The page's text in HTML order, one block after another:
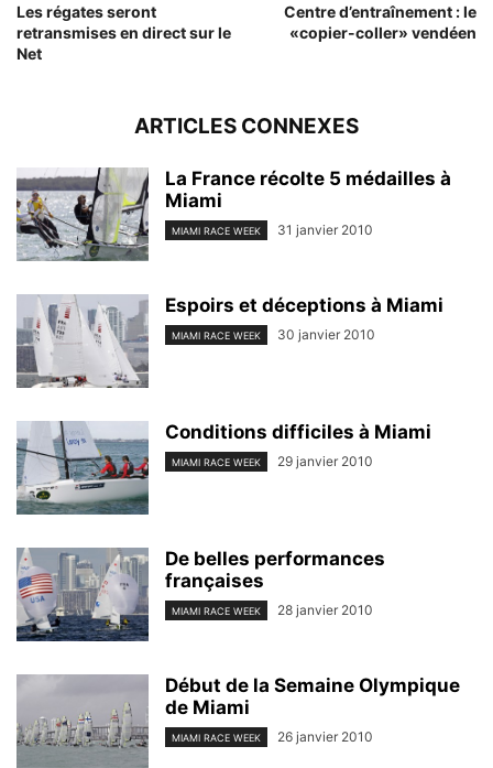
Les régates seront
retransmises en direct sur le
Net
Centre d’entraînement : le
«copier-coller» vendéen
ARTICLES CONNEXES
La France récolte 5 médailles à
Miami
MIAMI RACE WEEK 31 janvier 2010
Espoirs et déceptions à Miami
MIAMI RACE WEEK 30 janvier 2010
Conditions difficiles à Miami
MIAMI RACE WEEK 29 janvier 2010
De belles performances
françaises
MIAMI RACE WEEK 28 janvier 2010
Début de la Semaine Olympique
de Miami
MIAMI RACE WEEK 26 janvier 2010